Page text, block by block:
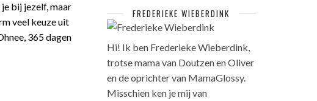
bij jezelf, maar
veel keuze uit
365 dagen
FREDERIEKE WIEBERDINK
Hi! Ik ben Frederieke Wieberdink,
trotse mama van Doutzen en Oliver
en de oprichter van MamaGlossy.
Misschien ken je mij van